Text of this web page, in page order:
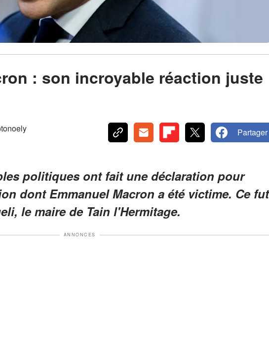
: son incroyable réaction juste
Partager
politiques ont fait une déclaration pour
dont Emmanuel Macron a été victime. Ce fut
le maire de Tain l'Hermitage.
ANNONCES